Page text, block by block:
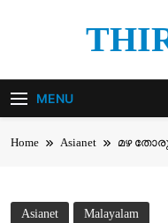
MENU
Home Asianet മഴ തോരും
Asianet Malayalam